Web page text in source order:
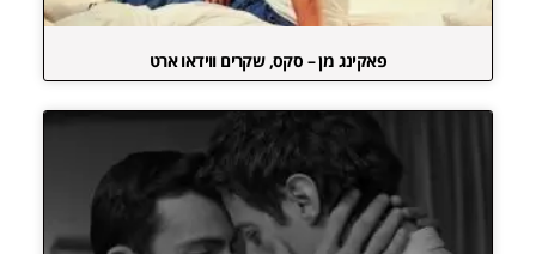
פאקינג מן – סקס, שקרים ווידאו ארט